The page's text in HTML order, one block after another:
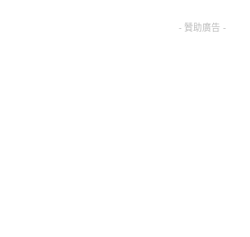
- 贊助廣告 -